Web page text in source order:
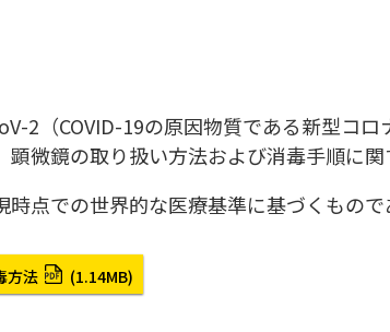
2（COVID-19の原因物質である新型コ
微鏡の取り扱い方法および消毒手順に関
点での世界的な医療基準に基づくもの
方法 (1.14MB)